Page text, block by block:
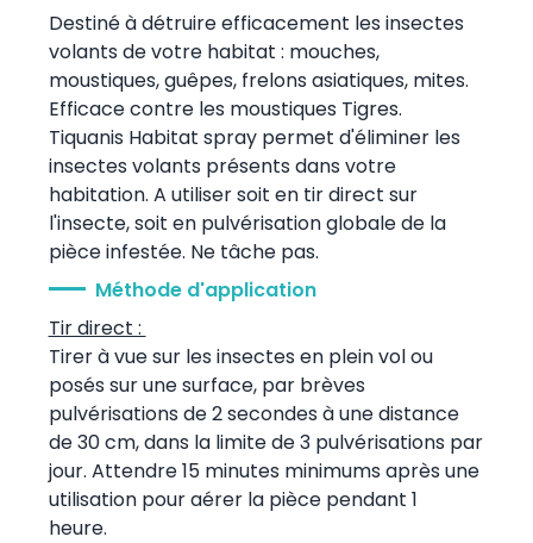
Destiné à détruire efficacement les insectes
volants de votre habitat : mouches,
moustiques, guêpes, frelons asiatiques, mites.
Efficace contre les moustiques Tigres.
Tiquanis Habitat spray permet d'éliminer les
insectes volants présents dans votre
habitation. A utiliser soit en tir direct sur
l'insecte, soit en pulvérisation globale de la
pièce infestée. Ne tâche pas.
Méthode d'application
Tir direct :
Tirer à vue sur les insectes en plein vol ou
posés sur une surface, par brèves
pulvérisations de 2 secondes à une distance
de 30 cm, dans la limite de 3 pulvérisations par
jour. Attendre 15 minutes minimums après une
utilisation pour aérer la pièce pendant 1
heure.